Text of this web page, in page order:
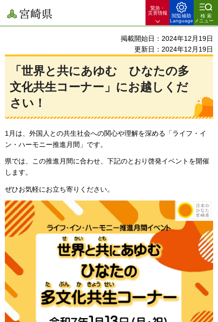
宮崎県
緊急・
災害情報
閲覧補助
Language
検索
メニュー
掲載開始日：2024年12月19日
更新日：2024年12月19日
「世界と共にあゆむ ひなたの多
文化共生コーナー」にお越しくだ
さい！
1月は、外国人との共生社会への関心や理解を深める「ライフ・イ
ン・ハーモニー推進月間」です。
県では、この推進月間に合わせ、下記のとおり啓発イベントを開催
します。
ぜひお気軽にお立ち寄りください。